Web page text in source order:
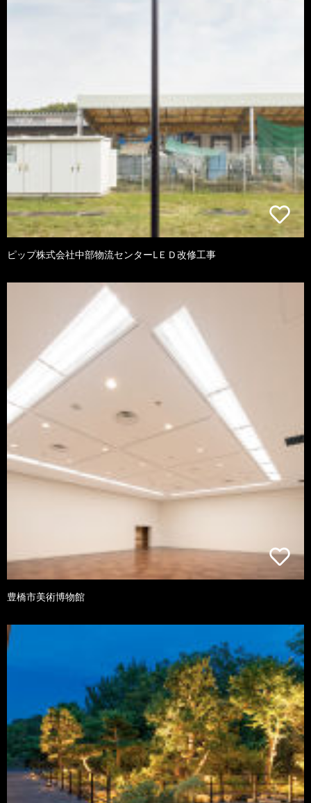
ピップ株式会社中部物流センターLＥＤ改修工事
豊橋市美術博物館